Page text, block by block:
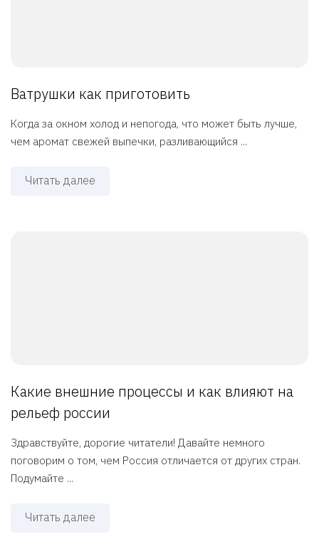
Ватрушки как приготовить
Когда за окном холод и непогода, что может быть лучше,
чем аромат свежей выпечки, разливающийся ...
Читать далее
Какие внешние процессы и как влияют на
рельеф россии
Здравствуйте, дорогие читатели! Давайте немного
поговорим о том, чем Россия отличается от других стран.
Подумайте ...
Читать далее